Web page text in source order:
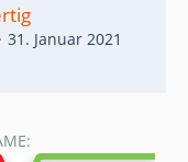
31. Januar 2021